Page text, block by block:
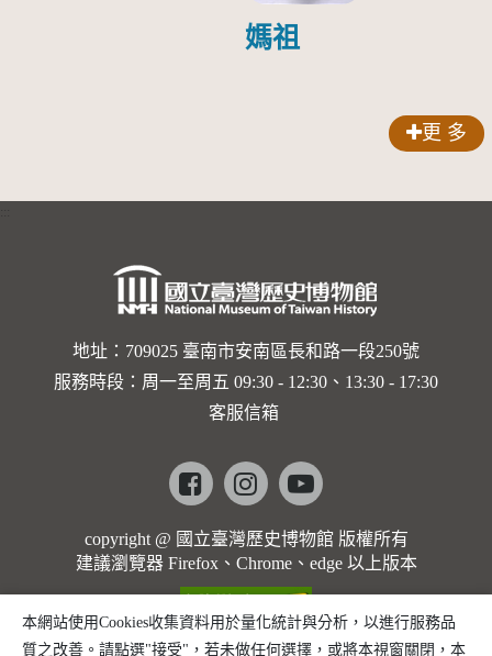
媽祖
更 多
地址：709025 臺南市安南區長和路一段250號
服務時段：周一至周五 09:30 - 12:30、13:30 - 17:30
客服信箱
Facebookinstagramyoutube
copyright @ 國立臺灣歷史博物館 版權所有
建議瀏覽器 Firefox、Chrome、edge 以上版本
本網站使用Cookies收集資料用於量化統計與分析，以進行服務品
質之改善。請點選"接受"，若未做任何選擇，或將本視窗關閉，本